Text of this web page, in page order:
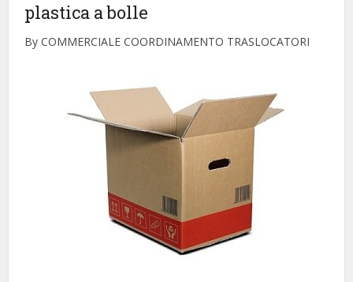
plastica a bolle
By COMMERCIALE COORDINAMENTO TRASLOCATORI